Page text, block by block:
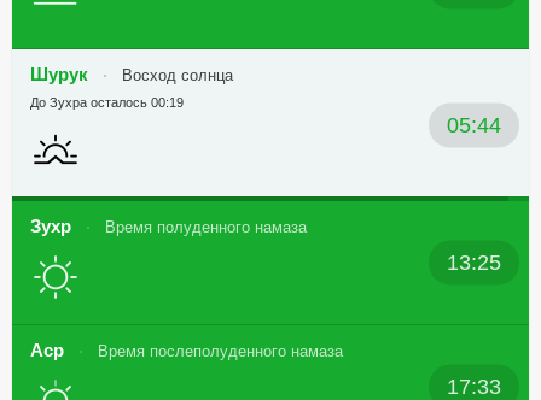
Шурук Восход солнца
05:44
До Зухра осталось 00:19
Зухр Время полуденного намаза
13:25
Аср Время послеполуденного намаза
17:33